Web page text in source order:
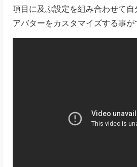
項目に及ぶ設定を組み合わせて
アバターをカスタマイズする事が